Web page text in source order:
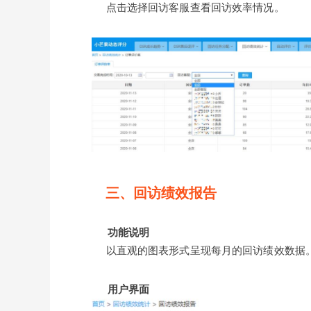
点击选择回访客服查看回访效率情况。
三、回访绩效报告
功能说明
以直观的图表形式呈现每月的回访绩效数据
用户界面